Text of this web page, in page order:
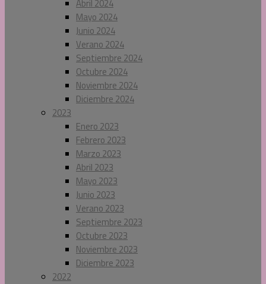
Abril 2024
Mayo 2024
Junio 2024
Verano 2024
Septiembre 2024
Octubre 2024
Noviembre 2024
Diciembre 2024
2023
Enero 2023
Febrero 2023
Marzo 2023
Abril 2023
Mayo 2023
Junio 2023
Verano 2023
Septiembre 2023
Octubre 2023
Noviembre 2023
Diciembre 2023
2022